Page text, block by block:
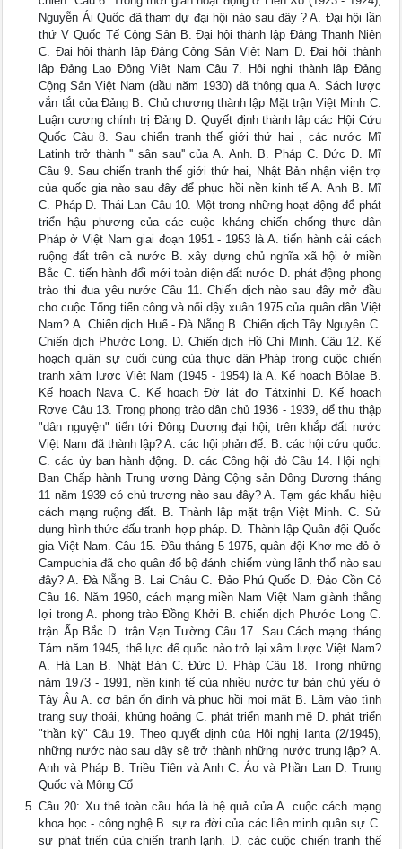
Nguyễn Ái Quốc đã tham dự đại hội nào sau đây ? A. Đại hội lần
thứ V Quốc Tế Cộng Sản B. Đại hội thành lập Đảng Thanh Niên
C. Đại hội thành lập Đảng Cộng Sản Việt Nam D. Đại hội thành
lập Đảng Lao Động Việt Nam Câu 7. Hội nghị thành lập Đảng
Cộng Sản Việt Nam (đầu năm 1930) đã thông qua A. Sách lược
vắn tắt của Đảng B. Chủ chương thành lập Mặt trận Việt Minh C.
Luận cương chính trị Đảng D. Quyết định thành lập các Hội Cứu
Quốc Câu 8. Sau chiến tranh thế giới thứ hai , các nước Mĩ
Latinh trở thành '' sân sau'' của A. Anh. B. Pháp C. Đức D. Mĩ
Câu 9. Sau chiến tranh thế giới thứ hai, Nhật Bản nhận viện trợ
của quốc gia nào sau đây để phục hồi nền kinh tế A. Anh B. Mĩ
C. Pháp D. Thái Lan Câu 10. Một trong những hoạt động để phát
triển hậu phương của các cuộc kháng chiến chống thực dân
Pháp ở Việt Nam giai đoạn 1951 - 1953 là A. tiến hành cải cách
ruộng đất trên cả nước B. xây dựng chủ nghĩa xã hội ở miền
Bắc C. tiến hành đổi mới toàn diện đất nước D. phát động phong
trào thi đua yêu nước Câu 11. Chiến dịch nào sau đây mở đầu
cho cuộc Tổng tiến công và nổi dậy xuân 1975 của quân dân Việt
Nam? A. Chiến dịch Huế - Đà Nẵng B. Chiến dịch Tây Nguyên C.
Chiến dịch Phước Long. D. Chiến dịch Hồ Chí Minh. Câu 12. Kế
hoạch quân sự cuối cùng của thực dân Pháp trong cuộc chiến
tranh xâm lược Việt Nam (1945 - 1954) là A. Kế hoạch Bôlae B.
Kế hoạch Nava C. Kế hoạch Đờ lát đơ Tátxinhi D. Kế hoạch
Rơve Câu 13. Trong phong trào dân chủ 1936 - 1939, để thu thập
"dân nguyện" tiến tới Đông Dương đại hội, trên khắp đất nước
Việt Nam đã thành lập? A. các hội phản đế. B. các hội cứu quốc.
C. các ủy ban hành động. D. các Công hội đỏ Câu 14. Hội nghị
Ban Chấp hành Trung ương Đảng Cộng sản Đông Dương tháng
11 năm 1939 có chủ trương nào sau đây? A. Tạm gác khẩu hiệu
cách mạng ruộng đất. B. Thành lập mặt trận Việt Minh. C. Sử
dụng hình thức đấu tranh hợp pháp. D. Thành lập Quân đội Quốc
gia Việt Nam. Câu 15. Đầu tháng 5-1975, quân đội Khơ me đỏ ở
Campuchia đã cho quân đổ bộ đánh chiếm vùng lãnh thổ nào sau
đây? A. Đà Nẵng B. Lai Châu C. Đảo Phú Quốc D. Đảo Cồn Cỏ
Câu 16. Năm 1960, cách mạng miền Nam Việt Nam giành thắng
lợi trong A. phong trào Đồng Khởi B. chiến dịch Phước Long C.
trận Ấp Bắc D. trận Vạn Tường Câu 17. Sau Cách mạng tháng
Tám năm 1945, thế lực đế quốc nào trở lại xâm lược Việt Nam?
A. Hà Lan B. Nhật Bản C. Đức D. Pháp Câu 18. Trong những
năm 1973 - 1991, nền kinh tế của nhiều nước tư bản chủ yếu ở
Tây Âu A. cơ bản ổn định và phục hồi mọi mặt B. Lâm vào tình
trạng suy thoái, khủng hoảng C. phát triển mạnh mẽ D. phát triển
"thần kỳ" Câu 19. Theo quyết định của Hội nghị Ianta (2/1945),
những nước nào sau đây sẽ trở thành những nước trung lập? A.
Anh và Pháp B. Triều Tiên và Anh C. Áo và Phần Lan D. Trung
Quốc và Mông Cổ
Câu 20: Xu thế toàn cầu hóa là hệ quả của A. cuộc cách mạng
khoa học - công nghệ B. sự ra đời của các liên minh quân sự C.
sự phát triển của chiến tranh lạnh. D. các cuộc chiến tranh thế